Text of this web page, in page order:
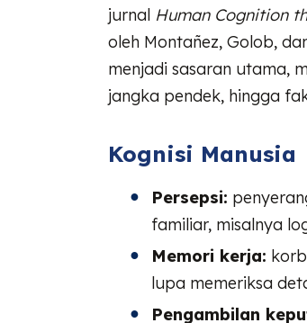
jurnal Human Cognition
oleh Montañez, Golob,
menjadi sasaran utama,
jangka pendek, hingga
Kognisi Manusia
Persepsi:
familiar, misalnya
Memori kerja:
lupa memeriksa
Pengambilan